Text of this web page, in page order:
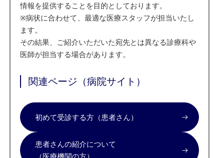
情報を提供することを目的としております。
※病状に合わせて、最適な医療スタッフが担当いたし
ます。
その結果、ご紹介いただいた宛先とは異なる診療科や
医師が担当する場合があります。
関連ページ（病院サイト）
初めて受診する方（患者さん）
患者さんの紹介について
（医療機関の方）